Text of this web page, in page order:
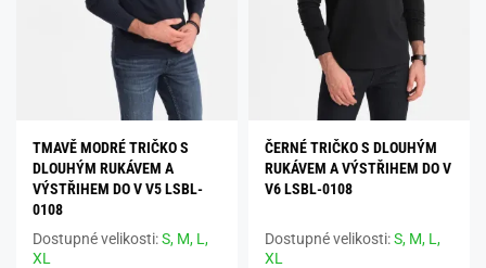
TMAVĚ MODRÉ TRIČKO S
DLOUHÝM RUKÁVEM A
VÝSTŘIHEM DO V V5 LSBL-
0108
Dostupné velikosti:S, M, L,
XL
ČERNÉ TRIČKO S DLOUHÝM
RUKÁVEM A VÝSTŘIHEM DO V
V6 LSBL-0108
Dostupné velikosti:S, M, L,
XL